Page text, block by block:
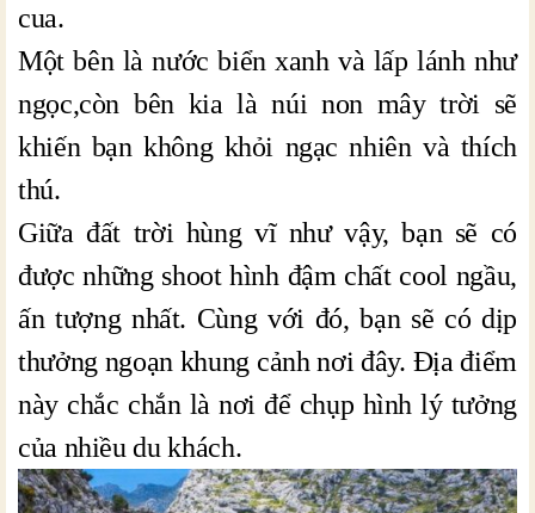
cua.
Một bên là nước biển xanh và lấp lánh như
ngọc,còn bên kia là núi non mây trời sẽ
khiến bạn không khỏi ngạc nhiên và thích
thú.
Giữa đất trời hùng vĩ như vậy, bạn sẽ có
được những shoot hình đậm chất cool ngầu,
ấn tượng nhất. Cùng với đó, bạn sẽ có dịp
thưởng ngoạn khung cảnh nơi đây. Địa điểm
này chắc chắn là nơi để chụp hình lý tưởng
của nhiều du khách.